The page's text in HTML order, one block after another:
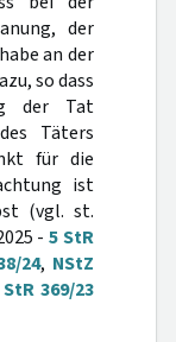
der
an der
so dass
der Tat
Täters
für die
ist
(vgl. st.
-5 StR
24, NStZ
369/23